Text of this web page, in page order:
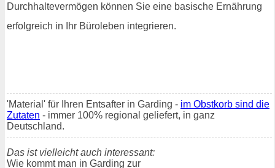
Durchhaltevermögen können Sie eine basische Ernährung
erfolgreich in Ihr Büroleben integrieren.
'Material' für Ihren Entsafter in Garding - im Obstkorb sind die
Zutaten - immer 100% regional geliefert, in ganz
Deutschland.
Das ist vielleicht auch interessant:
Wie kommt man in Garding zur